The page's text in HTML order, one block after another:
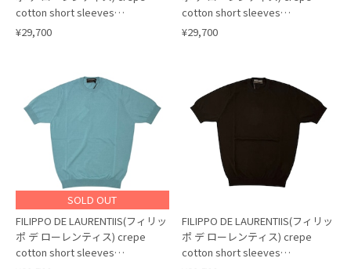
cotton short sleeves
knit/PINK(320)
¥29,700
cotton short sleeves
knit/GREIGE(902)
¥29,700
SOLD OUT
FILIPPO DE LAURENTIIS(フィリッ
ポ デ ローレンティス) crepe
cotton short sleeves
FILIPPO DE LAURENTIIS(フィリッ
ポ デ ローレンティス) crepe
cotton short sleeves